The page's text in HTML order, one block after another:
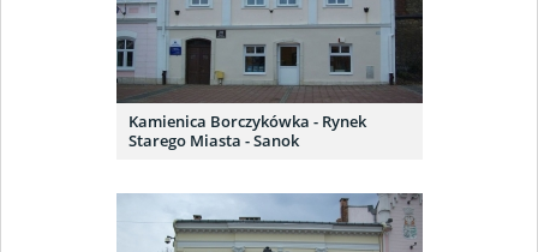
Kamienica Borczykówka - Rynek
Starego Miasta - Sanok